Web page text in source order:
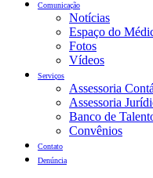
Comunicação
Notícias
Espaço do
Fotos
Vídeos
Serviços
Assessoria
Assessoria
Banco de
Convênios
Contato
Denúncia